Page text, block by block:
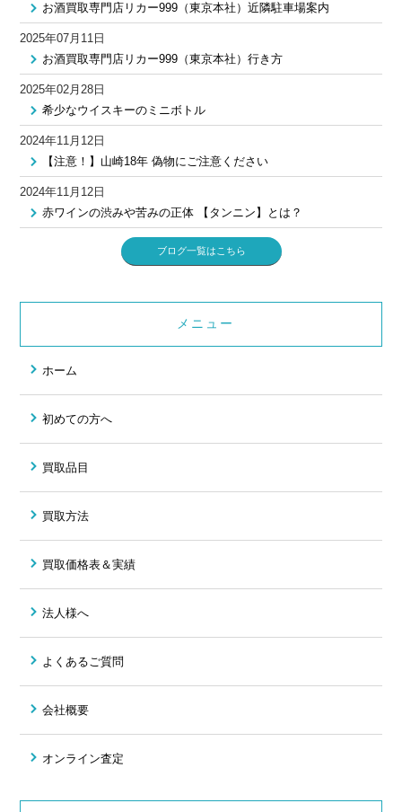
お酒買取専門店リカー999（東京本社）近隣駐車場案内
2025年07月11日
お酒買取専門店リカー999（東京本社）行き方
2025年02月28日
希少なウイスキーのミニボトル
2024年11月12日
【注意！】山崎18年 偽物にご注意ください
2024年11月12日
赤ワインの渋みや苦みの正体 【タンニン】とは？
ブログ一覧はこちら
メニュー
ホーム
初めての方へ
買取品目
買取方法
買取価格表＆実績
法人様へ
よくあるご質問
会社概要
オンライン査定